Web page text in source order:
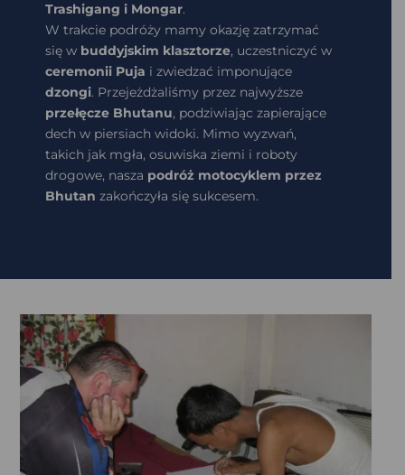
Trashigang i Mongar.
W trakcie podróży mamy okazję zatrzymać
się w buddyjskim klasztorze, uczestniczyć w
ceremonii Puja i zwiedzać imponujące
dzongi. Przejeżdżaliśmy przez najwyższe
przełęcze Bhutanu, podziwiając zapierające
dech w piersiach widoki. Mimo wyzwań,
takich jak mgła, osuwiska ziemi i roboty
drogowe, nasza podróż motocyklem przez
Bhutan zakończyła się sukcesem.